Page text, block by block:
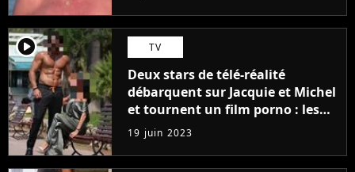
player2 TV
Deux stars de télé-réalité
débarquent sur Jacquie et Michel
et tournent un film porno : les
premières images du tournage
(exclu)
19 juin 2023